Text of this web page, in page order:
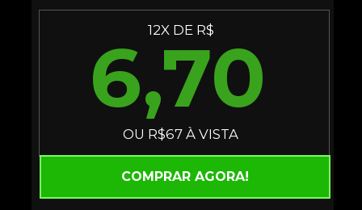
6,70
12X DE R$
OU R$67 À VISTA
COMPRAR AGORA!